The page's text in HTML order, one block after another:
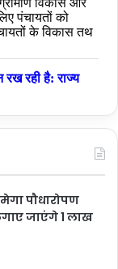
पौधारोपण
जाएंगे 1 लाख